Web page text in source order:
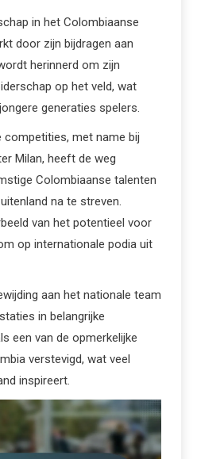
in het Colombiaanse
door zijn bijdragen aan
herinnerd om zijn
op het veld, wat
generaties spelers.
competities, met name bij
Milan, heeft de weg
Colombiaanse talenten
na te streven.
van het potentieel voor
op internationale podia uit
aan het nationale team
in belangrijke
een van de opmerkelijke
verstevigd, wat veel
inspireert.